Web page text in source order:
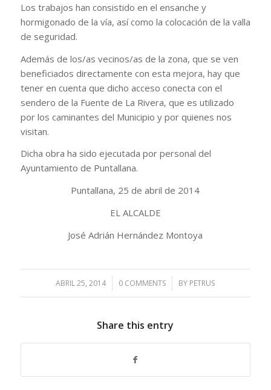
Los trabajos han consistido en el ensanche y
hormigonado de la vía, así como la colocación de la valla
de seguridad.
Además de los/as vecinos/as de la zona, que se ven
beneficiados directamente con esta mejora, hay que
tener en cuenta que dicho acceso conecta con el
sendero de la Fuente de La Rivera, que es utilizado
por los caminantes del Municipio y por quienes nos
visitan.
Dicha obra ha sido ejecutada por personal del
Ayuntamiento de Puntallana.
Puntallana, 25 de abril de 2014
EL ALCALDE
José Adrián Hernández Montoya
ABRIL 25, 2014
/ 0 COMMENTS
/ BY PETRUS
Share this entry